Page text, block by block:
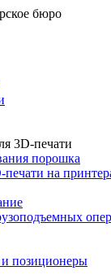
бюро
3D-печати
порошка
на
и позиционеры